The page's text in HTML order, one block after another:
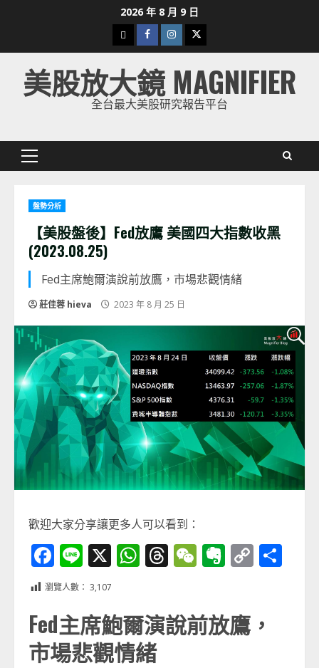
2026 年 8 月 9 日
下
載
美
股
Facebook
Instagram
Twitter
美股放大鏡 MAGNIFIER
全台最大美股研究報告平台
Primary
盤勢分析
【美股盤後】Fed放鷹 美國四大指數收黑
(2023.08.25)
Fed主席鮑爾演說前放鷹，市場悲觀情緒
莊佳蓉 hieva 2023 年 8 月 25 日
歡迎大家分享讓更多人可以看到：
Facebook
Line
X WhatsApp
Threads
WeChat
Evernote
Copy
瀏覽人數： 3,107
Fed主席鮑爾演說前放鷹，
市場悲觀情緒